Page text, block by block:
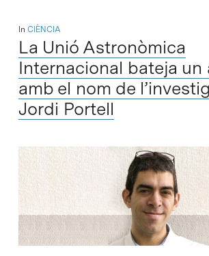
In CIÈNCIA
La Unió Astronòmica
Internacional bateja un
amb el nom de
Jordi Portell